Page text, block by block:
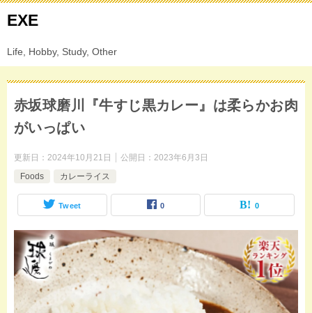
EXE
Life, Hobby, Study, Other
赤坂球磨川『牛すじ黒カレー』は柔らかお肉
がいっぱい
更新日： 2024年10月21日 公開日： 2023年6月3日
Foods
カレーライス
Tweet 0 0